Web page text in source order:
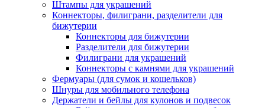
Штампы для украшений
Коннекторы, филиграни, разделители для
бижутерии
Коннекторы для бижутерии
Разделители для бижутерии
Филиграни для украшений
Коннекторы с камнями для украшений
Фермуары (для сумок и кошельков)
Шнуры для мобильного телефона
Держатели и бейлы для кулонов и подвесок